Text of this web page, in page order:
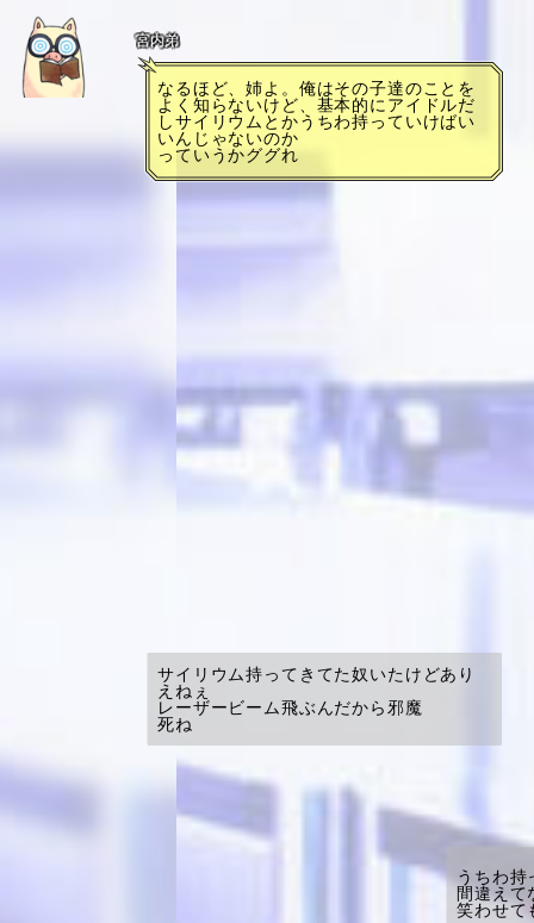
宮内弟
なるほど、姉よ。俺はその子達のことを
よく知らないけど、基本的にアイドルだ
しサイリウムとかうちわ持っていけばい
いんじゃないのか
っていうかググれ
サイリウム持ってきてた奴いたけどあり
えねぇ
レーザービーム飛ぶんだから邪魔
死ね
うちわ持
間違えて
笑わせて